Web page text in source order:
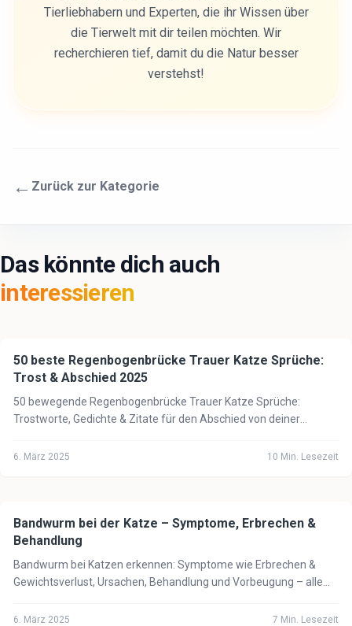
Tierliebhabern und Experten, die ihr Wissen über
die Tierwelt mit dir teilen möchten. Wir
recherchieren tief, damit du die Natur besser
verstehst!
← Zurück zur Kategorie
Das könnte dich auch
interessieren
🐈 Katze
50 beste Regenbogenbrücke Trauer Katze Sprüche:
Trost & Abschied 2025
50 bewegende Regenbogenbrücke Trauer Katze Sprüche:
Trostworte, Gedichte & Zitate für den Abschied von deiner
6. März 2025 10 Min. Lesezeit
🐈 Katze
Bandwurm bei der Katze – Symptome, Erbrechen &
Behandlung
Bandwurm bei Katzen erkennen: Symptome wie Erbrechen &
Gewichtsverlust, Ursachen, Behandlung und Vorbeugung – alle
6. März 2025 7 Min. Lesezeit